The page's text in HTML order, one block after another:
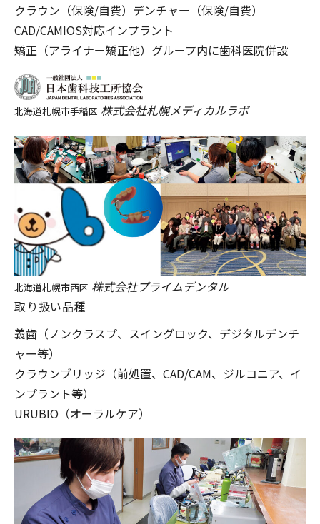
クラウン（保険/自費） デンチャー（保険/自費）
CAD/CAMIOS対応インプラント
矯正（アライナー矯正他） グループ内に歯科医院併設
北海道札幌市手稲区 株式会社札幌メディカルラボ
北海道札幌市西区 株式会社プライムデンタル
取り扱い品種
義歯（ノンクラスプ、スイングロック、デジタルデンチ
ャー等）
クラウンブリッジ（前処置、CAD/CAM、ジルコニア、イ
ンプラント等）
URUBIO（オーラルケア）